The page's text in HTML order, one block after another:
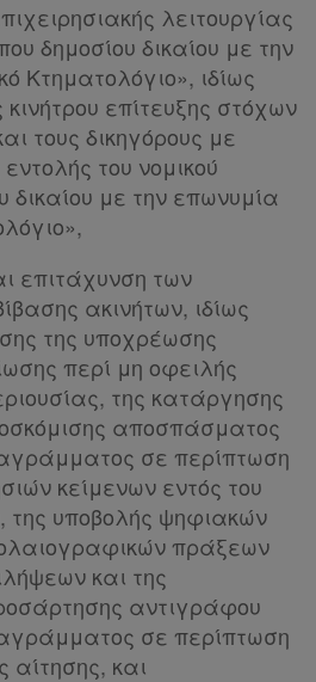
λειτουργίας
δημοσίου δικαίου με την
Κτηματολόγιο», ιδίως
επίτευξης στόχων
τους δικηγόρους με
του νομικού
δικαίου με την επωνυμία
επιτάχυνση των
ακινήτων, ιδίως
της υποχρέωσης
περί μη οφειλής
της κατάργησης
αποσπάσματος
σε περίπτωση
κείμενων εντός του
της υποβολής ψηφιακών
πράξεων
και της
αντιγράφου
σε περίπτωση
αίτησης, και